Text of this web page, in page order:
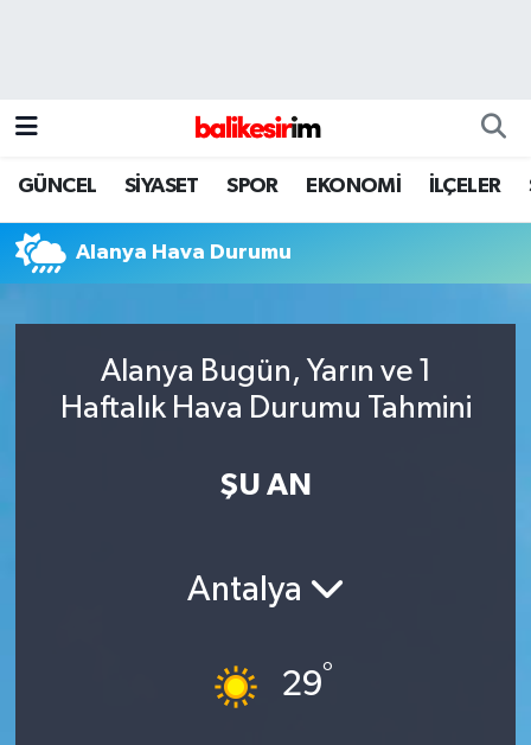
GÜNCEL SİYASET SPOR EKONOMİ İLÇELER
Alanya Hava Durumu
Alanya Bugün, Yarın ve 1
Haftalık Hava Durumu Tahmini
ŞU AN
Antalya
29°